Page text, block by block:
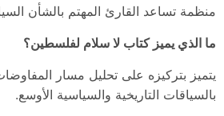
منظمة تساعد القارئ المهتم بالشأن
ما الذي يميز كتاب لا سلام لفلسطين؟
يتميز بتركيزه على تحليل مسار
بالسياقات التاريخية والسياسية الأوسع.